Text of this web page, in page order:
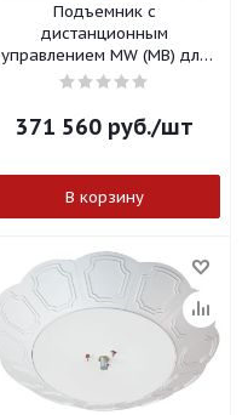
Подъемник с
дистанционным
управлением MW (МВ) для
потолочных
371 560руб./шт
В корзину